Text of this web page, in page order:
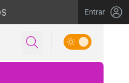
Entrar